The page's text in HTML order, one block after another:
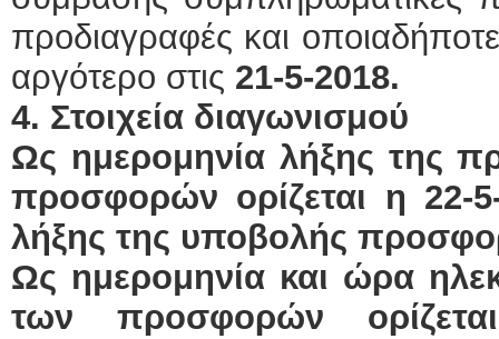
προδιαγραφές και οποιαδήποτε
αργότερο στις 21-5-2018.
4. Στοιχεία διαγωνισμού
Ως ημερομηνία λήξης της
προσφορών ορίζεται η
λήξης της υποβολής
Ως ημερομηνία και ώρα
των προσφορών